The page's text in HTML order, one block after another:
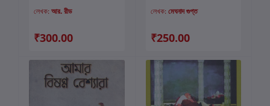
লেখক: আর. রীড
₹300.00
লেখক: মেঘনাদ গুপ্ত
₹250.00